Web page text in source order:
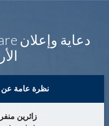
نظرة عامة عن
زائرين